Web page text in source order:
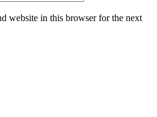
website in this browser for the next